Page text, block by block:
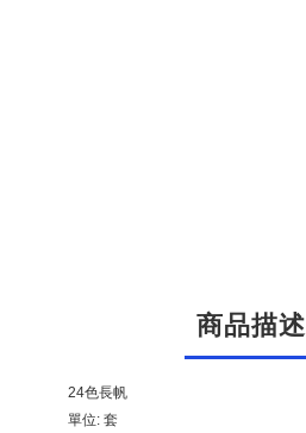
商品描述
24色長帆
單位: 套